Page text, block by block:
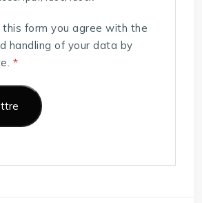
this form you agree with the
handling of your data by
*